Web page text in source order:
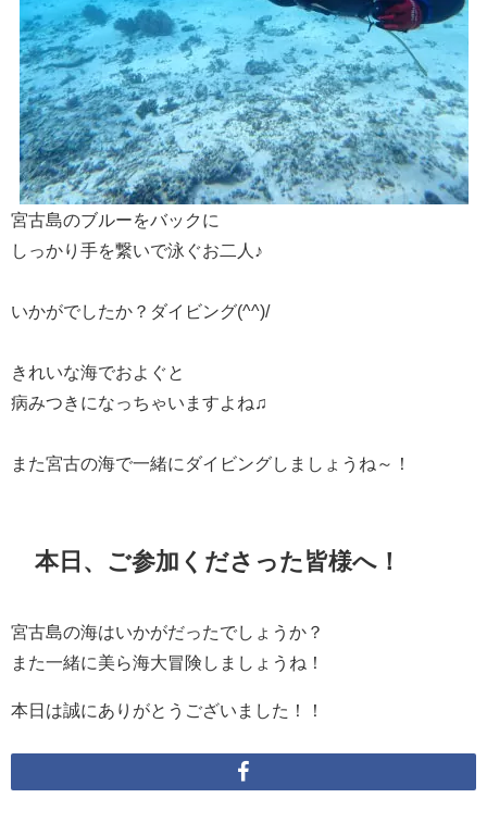
宮古島のブルーをバックに
しっかり手を繋いで泳ぐお二人♪
いかがでしたか？ダイビング(^^)/
きれいな海でおよぐと
病みつきになっちゃいますよね♫
また宮古の海で一緒にダイビングしましょうね～！
本日、ご参加くださった皆様へ！
宮古島の海はいかがだったでしょうか？
また一緒に美ら海大冒険しましょうね！
本日は誠にありがとうございました！！